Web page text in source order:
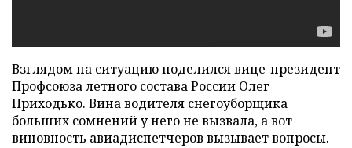
Взглядом на ситуацию поделился вице-президент
Профсоюза летного состава России Олег
Приходько. Вина водителя снегоуборщика
больших сомнений у него не вызвала, а вот
виновность авиадиспетчеров вызывает вопросы.